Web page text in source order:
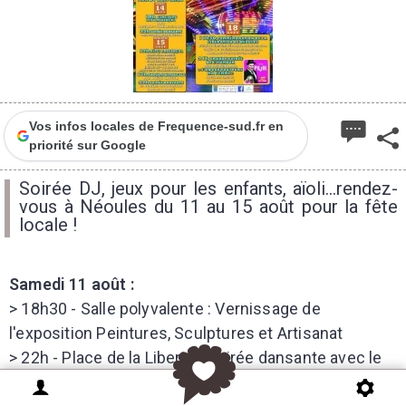
Vos infos locales de Frequence-sud.fr en
priorité sur Google
Soirée DJ, jeux pour les enfants, aïoli...rendez-
vous à Néoules du 11 au 15 août pour la fête
locale !
Samedi 11 août :
> 18h30 - Salle polyvalente : Vernissage de
l'exposition Peintures, Sculptures et Artisanat
> 22h - Place de la Liberté : Soirée dansante avec le
groupe No Sax